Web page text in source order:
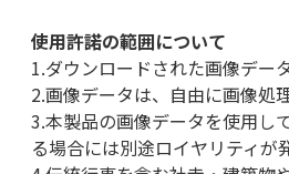
使用許諾の範囲について
1.ダウンロードされた画像デー
2.画像データは、自由に画像処
3.本製品の画像データを使用し
る場合には別途ロイヤリティが